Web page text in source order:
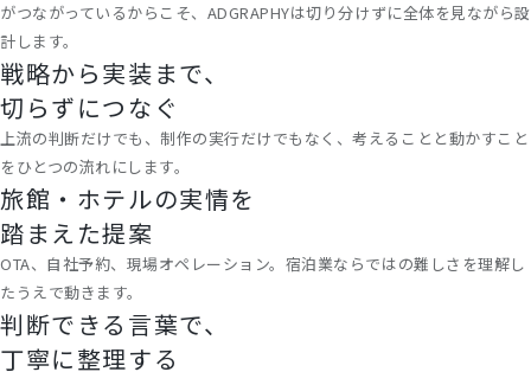
がつながっているからこそ、ADGRAPHYは切り分けずに全体を見ながら設
計します。
戦略から実装まで、
切らずにつなぐ
上流の判断だけでも、制作の実行だけでもなく、考えることと動かすこと
をひとつの流れにします。
旅館・ホテルの実情を
踏まえた提案
OTA、自社予約、現場オペレーション。宿泊業ならではの難しさを理解し
たうえで動きます。
判断できる言葉で、
丁寧に整理する